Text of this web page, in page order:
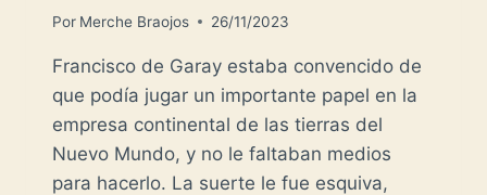
Por Merche Braojos 26/11/2023
Francisco de Garay estaba convencido de
que podía jugar un importante papel en la
empresa continental de las tierras del
Nuevo Mundo, y no le faltaban medios
para hacerlo. La suerte le fue esquiva,